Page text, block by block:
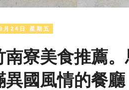
月24日 星期五
南寮美食推薦
異國風情的餐